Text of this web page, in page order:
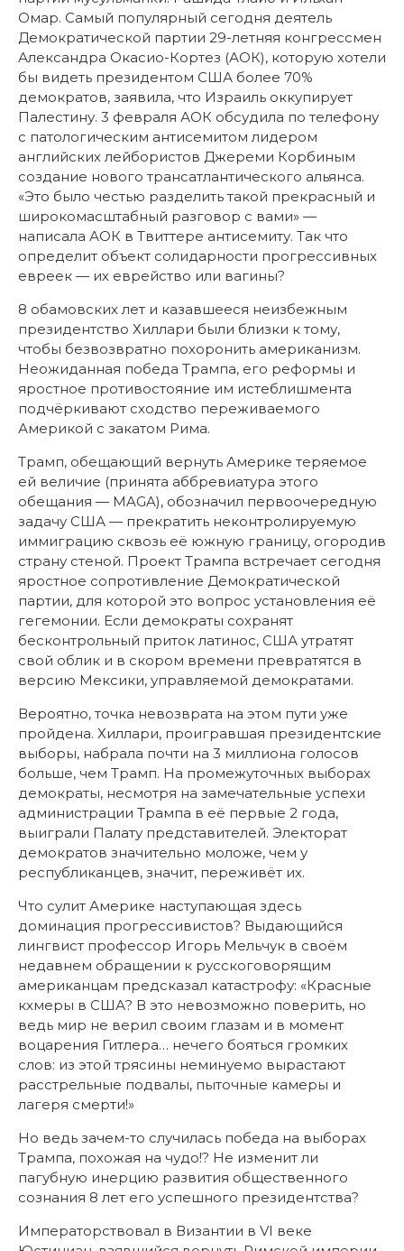
Омар. Самый популярный сегодня деятель
Демократической партии 29-летняя конгрессмен
Александра Окасио-Кортез (АОК), которую хотели
бы видеть президентом США более 70%
демократов, заявила, что Израиль оккупирует
Палестину. 3 февраля АОК обсудила по телефону
с патологическим антисемитом лидером
английских лейбористов Джереми Корбиным
создание нового трансатлантического альянса.
«Это было честью разделить такой прекрасный и
широкомасштабный разговор с вами» —
написала АОК в Твиттере антисемиту. Так что
определит объект солидарности прогрессивных
евреек — их еврейство или вагины?
8 обамовских лет и казавшееся неизбежным
президентство Хиллари были близки к тому,
чтобы безвозвратно похоронить американизм.
Неожиданная победа Трампа, его реформы и
яростное противостояние им истеблишмента
подчёркивают сходство переживаемого
Америкой с закатом Рима.
Трамп, обещающий вернуть Америке теряемое
ей величие (принята аббревиатура этого
обещания — MAGA), обозначил первоочередную
задачу США — прекратить неконтролируемую
иммиграцию сквозь её южную границу, огородив
страну стеной. Проект Трампа встречает сегодня
яростное сопротивление Демократической
партии, для которой это вопрос установления её
гегемонии. Если демократы сохранят
бесконтрольный приток латинос, США утратят
свой облик и в скором времени превратятся в
версию Мексики, управляемой демократами.
Вероятно, точка невозврата на этом пути уже
пройдена. Хиллари, проигравшая президентские
выборы, набрала почти на 3 миллиона голосов
больше, чем Трамп. На промежуточных выборах
демократы, несмотря на замечательные успехи
администрации Трампа в её первые 2 года,
выиграли Палату представителей. Электорат
демократов значительно моложе, чем у
республиканцев, значит, переживёт их.
Что сулит Америке наступающая здесь
доминация прогрессивистов? Выдающийся
лингвист профессор Игорь Мельчук в своём
недавнем обращении к русскоговорящим
американцам предсказал катастрофу: «Красные
кхмеры в США? В это невозможно поверить, но
ведь мир не верил своим глазам и в момент
воцарения Гитлера… нечего бояться громких
слов: из этой трясины неминуемо вырастают
расстрельные подвалы, пыточные камеры и
лагеря смерти!»
Но ведь зачем-то случилась победа на выборах
Трампа, похожая на чудо!? Не изменит ли
пагубную инерцию развития общественного
сознания 8 лет его успешного президентства?
Императорствовал в Византии в VI веке